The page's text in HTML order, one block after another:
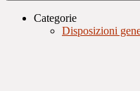
Categorie
Disposizioni